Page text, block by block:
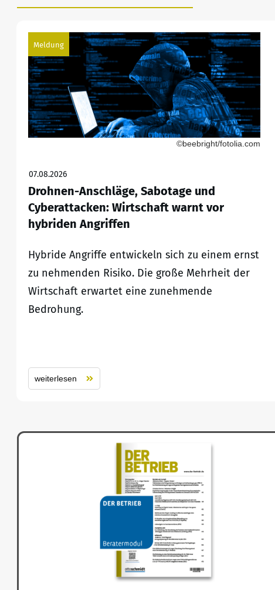
Meldung
©beebright/fotolia.com
07.08.2026
Drohnen-Anschläge, Sabotage und
Cyberattacken: Wirtschaft warnt vor
hybriden Angriffen
Hybride Angriffe entwickeln sich zu einem ernst
zu nehmenden Risiko. Die große Mehrheit der
Wirtschaft erwartet eine zunehmende
Bedrohung.
weiterlesen